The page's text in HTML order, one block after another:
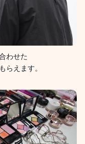
わせた
らえます。